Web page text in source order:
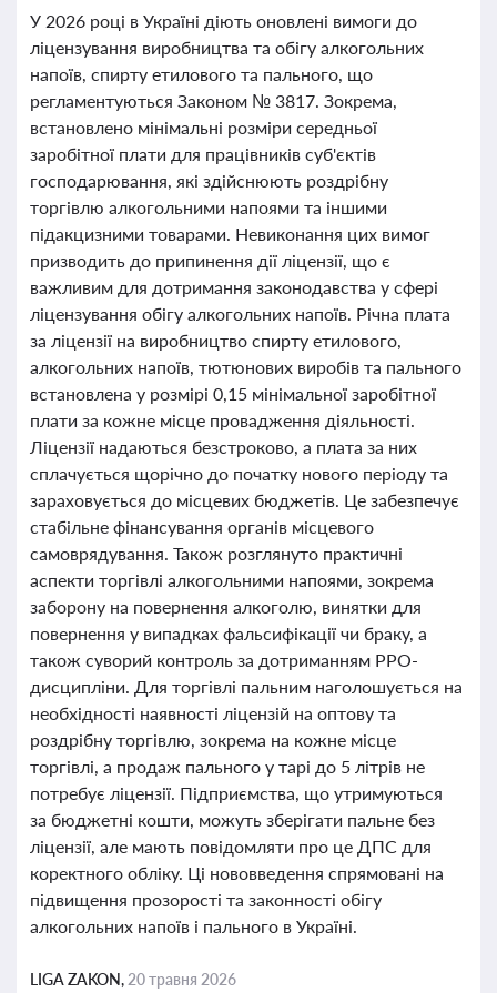
У 2026 році в Україні діють оновлені вимоги до
ліцензування виробництва та обігу алкогольних
напоїв, спирту етилового та пального, що
регламентуються Законом № 3817. Зокрема,
встановлено мінімальні розміри середньої
заробітної плати для працівників суб'єктів
господарювання, які здійснюють роздрібну
торгівлю алкогольними напоями та іншими
підакцизними товарами. Невиконання цих вимог
призводить до припинення дії ліцензії, що є
важливим для дотримання законодавства у сфері
ліцензування обігу алкогольних напоїв. Річна плата
за ліцензії на виробництво спирту етилового,
алкогольних напоїв, тютюнових виробів та пального
встановлена у розмірі 0,15 мінімальної заробітної
плати за кожне місце провадження діяльності.
Ліцензії надаються безстроково, а плата за них
сплачується щорічно до початку нового періоду та
зараховується до місцевих бюджетів. Це забезпечує
стабільне фінансування органів місцевого
самоврядування. Також розглянуто практичні
аспекти торгівлі алкогольними напоями, зокрема
заборону на повернення алкоголю, винятки для
повернення у випадках фальсифікації чи браку, а
також суворий контроль за дотриманням РРО-
дисципліни. Для торгівлі пальним наголошується на
необхідності наявності ліцензій на оптову та
роздрібну торгівлю, зокрема на кожне місце
торгівлі, а продаж пального у тарі до 5 літрів не
потребує ліцензії. Підприємства, що утримуються
за бюджетні кошти, можуть зберігати пальне без
ліцензії, але мають повідомляти про це ДПС для
коректного обліку. Ці нововведення спрямовані на
підвищення прозорості та законності обігу
алкогольних напоїв і пального в Україні.
LIGA ZAKON, 20 травня 2026